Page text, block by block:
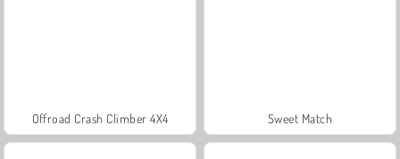
Offroad Crash Climber 4X4 Sweet Match